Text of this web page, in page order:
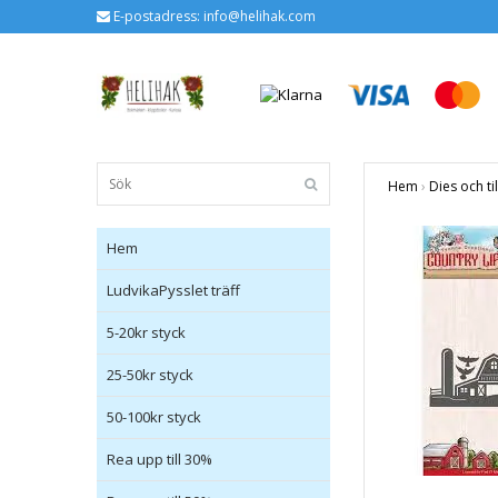
E-postadress: info@helihak.com
Hem
LudvikaPysslet träff
5-20kr styck
25-50kr styck
50-100kr styck
Rea upp till 30%
Hem › Dies och